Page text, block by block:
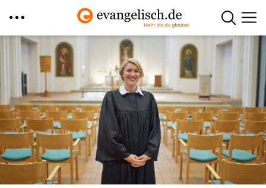
Direkt
Inhalt